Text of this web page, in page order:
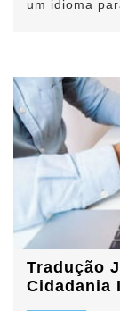
um idioma
Tradução
Cidadania